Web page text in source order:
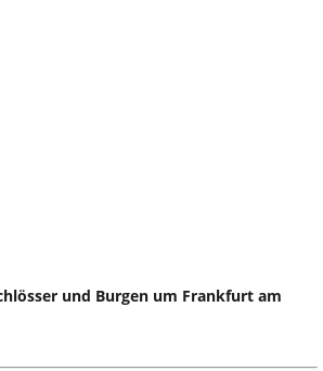
und Burgen um Frankfurt am